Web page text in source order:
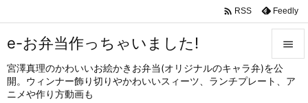
e-お弁当作っちゃいました!
宮澤真理のかわいいお絵かきお弁当(オリジナルのキャラ弁)を公
開。ウィンナー飾り切りやかわいいスィーツ、ランチプレート、ア
ニメや作り方動画も


メニュ
 RSS Feedly